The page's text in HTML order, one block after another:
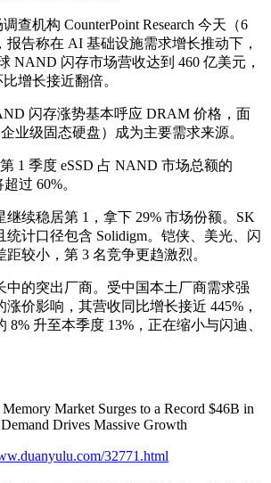
查机构 CounterPoint Research 今天（6
报告称在 AI 基础设施需求增长推动下，
NAND 闪存市场营收达到 460 亿美元，
增长接近翻倍。
闪存涨势基本呼应 DRAM 价格，面
业级固态硬盘）成为主要需求来源。
1 季度 eSSD 占 NAND 市场总额的
过 60%。
续稳居第 1，拿下 29% 市场份额。SK
计口径包含 Solidigm。铠侠、美光、闪
较小，第 3 名竞争更趋激烈。
中的突出厂商。受中国本土厂商需求强
价影响，其营收同比增长接近 445%，
8% 升至本季度 13%，正在缩小与闪迪、
Market Surges to a Record $46B in
Drives Massive Growth
32771.html